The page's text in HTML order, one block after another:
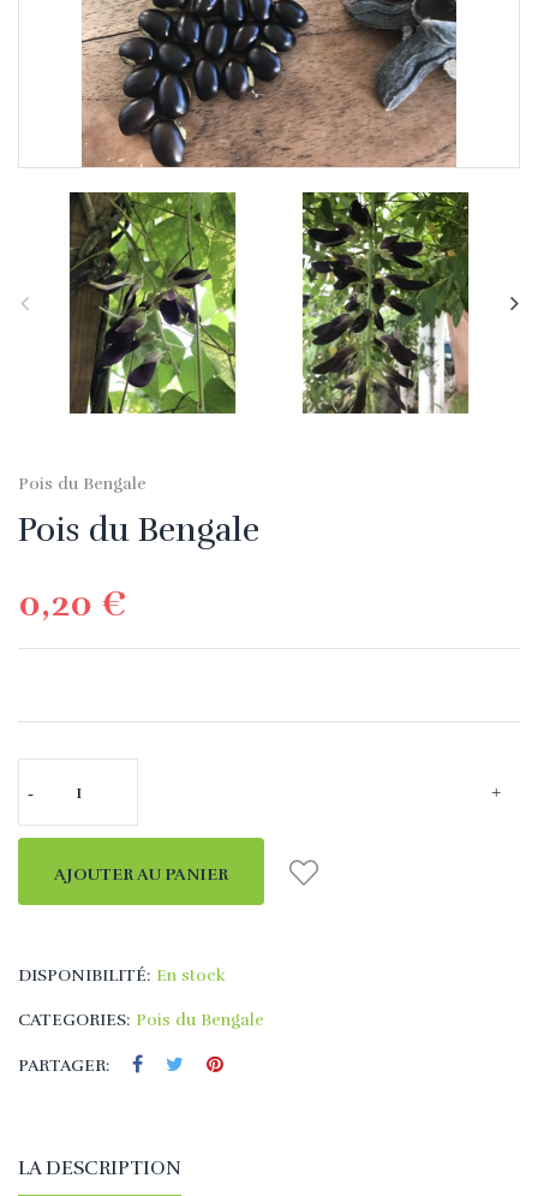
Pois du Bengale
Pois du Bengale
0,20 €
AJOUTER AU PANIER
DISPONIBILITÉ: En stock
CATEGORIES: Pois du Bengale
PARTAGER:
LA DESCRIPTION